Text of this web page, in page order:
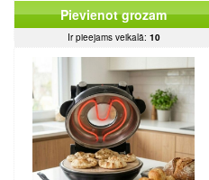
Pievienot grozam
Ir pieejams veikalā: 10